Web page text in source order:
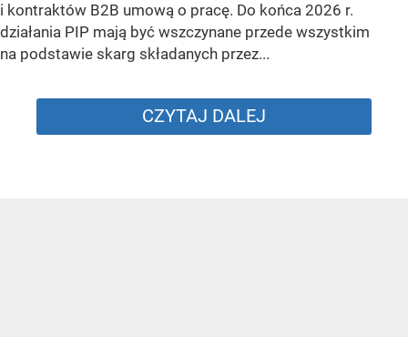
i kontraktów B2B umową o pracę. Do końca 2026 r.
działania PIP mają być wszczynane przede wszystkim
na podstawie skarg składanych przez...
CZYTAJ DALEJ